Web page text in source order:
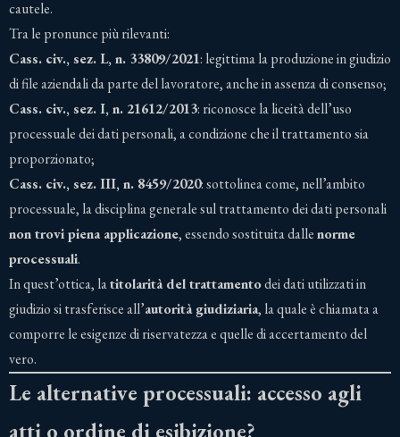
cautele.
Tra le pronunce più rilevanti:
Cass. civ., sez. L, n. 33809/2021: legittima la produzione in giudizio
di file aziendali da parte del lavoratore, anche in assenza di consenso;
Cass. civ., sez. I, n. 21612/2013: riconosce la liceità dell’uso
processuale dei dati personali, a condizione che il trattamento sia
proporzionato;
Cass. civ., sez. III, n. 8459/2020: sottolinea come, nell’ambito
processuale, la disciplina generale sul trattamento dei dati personali
non trovi piena applicazione, essendo sostituita dallenorme
processuali.
In quest’ottica, latitolarità del trattamentodei dati utilizzati in
giudizio si trasferisce all’autorità giudiziaria, la quale è chiamata a
comporre le esigenze di riservatezza e quelle di accertamento del
vero.
Le alternative processuali: accesso agli
atti o ordine di esibizione?